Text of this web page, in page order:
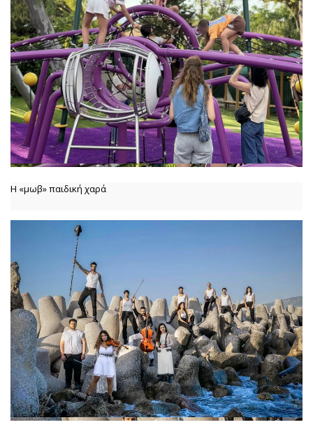
Η «μωβ» παιδική χαρά